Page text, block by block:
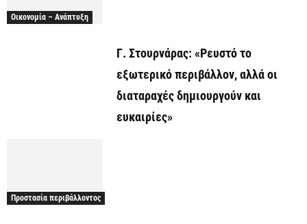
Οικονομία – Ανάπτυξη
Γ. Στουρνάρας: «Ρευστό το
εξωτερικό περιβάλλον, αλλά οι
διαταραχές δημιουργούν και
ευκαιρίες»
Προστασία περιβάλλοντος